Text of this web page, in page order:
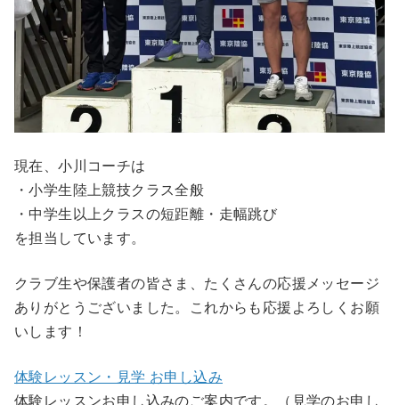
現在、小川コーチは
・小学生陸上競技クラス全般
・中学生以上クラスの短距離・走幅跳び
を担当しています。
クラブ生や保護者の皆さま、たくさんの応援メッセージ
ありがとうございました。これからも応援よろしくお願
いします！
体験レッスン・見学 お申し込み
体験レッスンお申し込みのご案内です。（見学のお申し